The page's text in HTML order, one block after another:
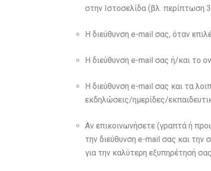
στην Ιστοσελίδα (βλ. περίπτωση
Η διεύθυνση e-mail σας, όταν
Η διεύθυνση e-mail σας ή/και το
Η διεύθυνση e-mail σας και τα
εκδηλώσεις/ημερίδες/
Αν επικοινωνήσετε (γραπτά ή
την διεύθυνση e-mail σας και την
για την καλύτερη εξυπηρέτησή